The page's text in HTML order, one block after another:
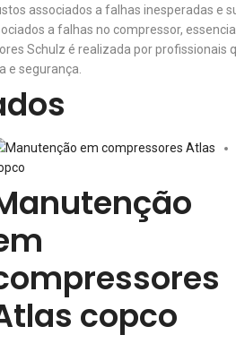
associados a falhas inesperadas e
a falhas no compressor,
Schulz é realizada por
e segurança.
copco